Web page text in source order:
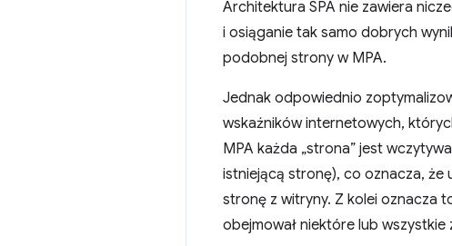
Architektura SPA nie zawiera
i osiąganie tak samo dobrych
podobnej strony w MPA.
Jednak odpowiednio
wskaźników internetowych,
MPA każda „strona” jest
istniejącą stronę), co oznacza,
stronę z witryny. Z kolei oznacza
obejmował niektóre lub